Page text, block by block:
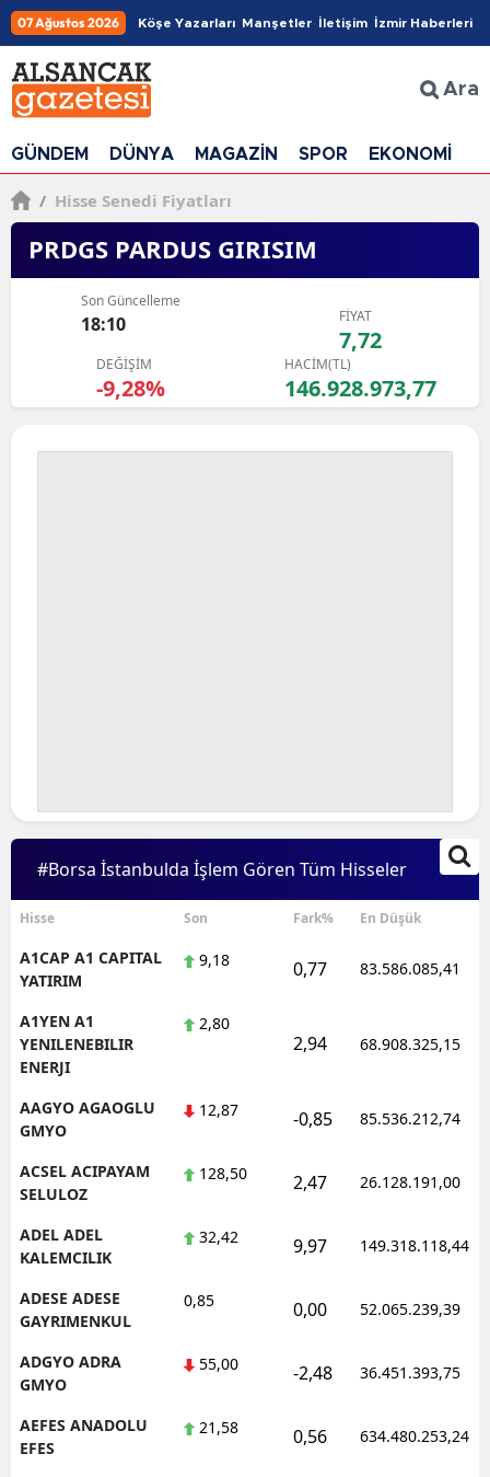
07 Ağustos 2026 Köşe Yazarları Manşetler İletişim İzmir Haberleri
Ara
GÜNDEM DÜNYA MAGAZİN SPOR EKONOMİ
/ Hisse Senedi Fiyatları
PRDGS PARDUS GIRISIM
Son Güncelleme
18:10 FİYAT
7,72
DEĞİŞİM
-9,28%
HACİM(TL)
146.928.973,77
#Borsa İstanbulda İşlem Gören Tüm Hisseler
Hisse Son Fark% En Düşük
A1CAP A1 CAPITAL
YATIRIM
9,18 0,77 83.586.085,41
A1YEN A1
YENILENEBILIR
ENERJI
2,80
2,94 68.908.325,15
AAGYO AGAOGLU
GMYO
12,87 -0,85 85.536.212,74
ACSEL ACIPAYAM
SELULOZ
128,50 2,47 26.128.191,00
ADEL ADEL
KALEMCILIK
32,42 9,97 149.318.118,44
ADESE ADESE
GAYRIMENKUL
0,85 0,00 52.065.239,39
ADGYO ADRA
GMYO
55,00 -2,48 36.451.393,75
AEFES ANADOLU
EFES
21,58 0,56 634.480.253,24